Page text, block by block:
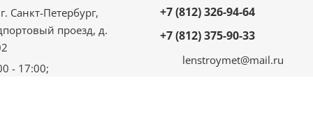
Санкт-Петербург,
проезд, д.
- 17:00;
+7 (812) 326-94-64
+7 (812) 375-90-33
lenstroymet@mail.ru